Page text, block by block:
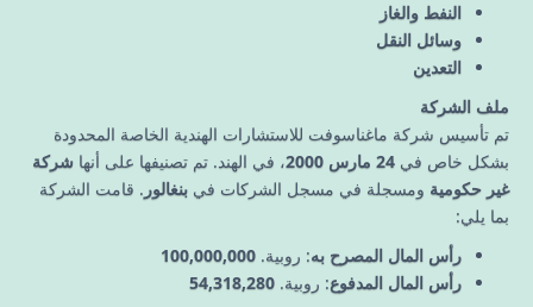
النفط والغاز
وسائل النقل
التعدين
ملف الشركة
تم تأسيس شركة ماغناسوفت للاستشارات الهندية الخاصة المحدودة
بشكل خاص في 24 مارس 2000 ، في الهند. تم تصنيفها على أنها شركة
غير حكومية ومسجلة في مسجل الشركات في بنغالور . قامت الشركة
بما يلي:
رأس المال المصرح به: روبية. 100,000,000
رأس المال المدفوع: روبية. 54,318,280